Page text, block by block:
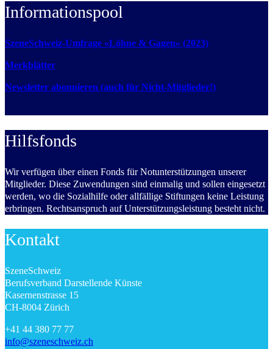
Informationspool
SzeneSchweiz-Umfrage «Löhne & Gagen» (2023)
Merkblätter
Newsletter abonnieren (auch für Nicht-Mitglieder!)
Hilfsfonds
Wir verfügen über einen Fonds für Notunterstützungen unserer
Mitglieder. Diese Zuwendungen sind einmalig und sollen eingesetzt
werden, wo die Sozialhilfe oder allfällige Stiftungen keine Leistung
erbringen. Rechtsanspruch auf Unterstützungsleistung besteht nicht.
Kontakt
SzeneSchweiz
Berufsverband Darstellende Künste
Kasernenstrasse 15
CH-8004 Zürich
+41 44 380 77 77
info@szeneschweiz.ch